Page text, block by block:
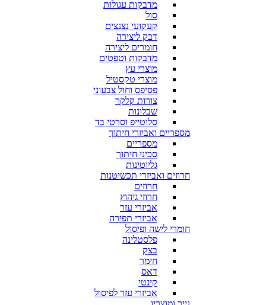
מדבקות עגולות
סול
קעקועי נצנצים
דבק ליצירה
חומרים ליצירה
מדבקות וטפטים
מוצרי עץ
מוצרי טקסטיל
פסיפס וחול צבעוני
צורות קלקר
שבלונות
סלוטייפ וסרטי בד
מספריים ואביזרי חיתוך
מספריים
סכיני חיתוך
גליוטינות
חרוזים ואביזרי תכשיטנות
חרוזים
חרוזי גיהוץ
אביזרי עזר
אביזרי תפירה
חומרי לישה ופיסול
פלסטלינה
בצק
חימר
דאס
קינטי
אביזרי עזר לפיסול